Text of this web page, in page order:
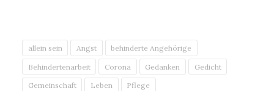
allein sein Angst behinderte Angehörige
Behindertenarbeit Corona Gedanken Gedicht
Gemeinschaft Leben Pflege